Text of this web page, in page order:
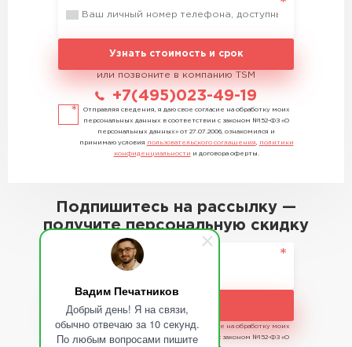
Вадим Печатников
Добрый день! Я на связи,
обычно отвечаю за 10 секунд.
По любым вопросами пишите
Узнать стоимость и срок
или позвоните в компанию TSM
+7(495)023-49-19
Отправляя сведения, я даю свое согласие на обработку моих
персональных данных в соответствии с законом №152-ФЗ «О
персональных данных» от 27.07.2006, ознакомился и
принимаю условия пользовательского соглашения
политики
конфиденциальности и договора оферты.
Подпишитесь на рассылку —
получите персональную скидку
Отправляя сведения, я даю свое согласие на обработку моих
персональных данных в соответствии с законом №152-ФЗ «О